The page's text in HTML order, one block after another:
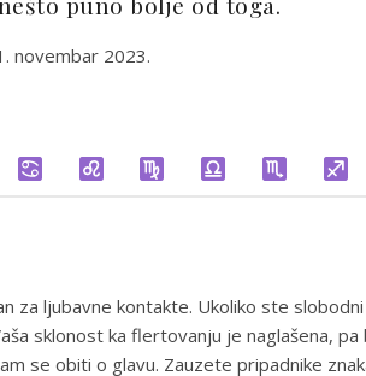
novembar 2023.
za ljubavne kontakte. Ukoliko ste
sklonost ka flertovanju je naglašena,
se obiti o glavu. Zauzete pripadnike